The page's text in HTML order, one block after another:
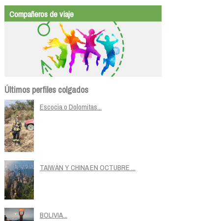
Compañeros de viaje
Últimos perfiles colgados
Escocia o Dolomitas...
TAIWÁN Y CHINA EN OCTUBRE ...
BOLIVIA...